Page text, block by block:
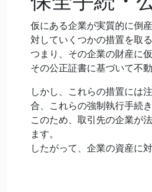
仮にある企業が実質的に倒
対していくつかの措置を取
つまり、その企業の財産に
その公正証書に基づいて不
しかし、これらの措置には
合、これらの強制執行手続
このため、取引先の企業が
ます。
したがって、企業の資産に